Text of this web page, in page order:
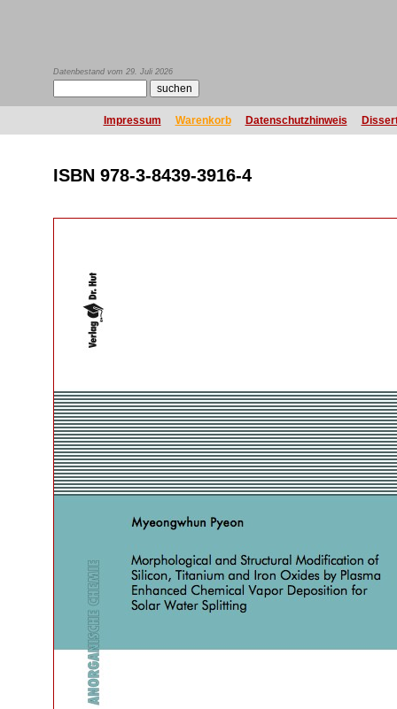
Datenbestand vom 29. Juli 2026
Impressum Warenkorb Datenschutzhinweis
ISBN 978-3-8439-3916-4